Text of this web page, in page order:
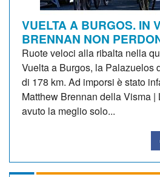
VUELTA A BURGOS. IN
BRENNAN NON
Ruote veloci alla ribalta nella
Vuelta a Burgos, la Palazuelos
di 178 km. Ad imporsi è stato
Matthew Brennan della Visma
avuto la meglio solo...